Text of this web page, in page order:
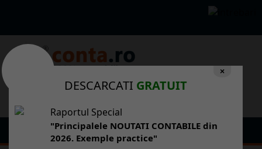
×
DESCARCATI GRATUIT
Raportul Special
"Principalele NOUTATI CONTABILE din
2026. Exemple practice"